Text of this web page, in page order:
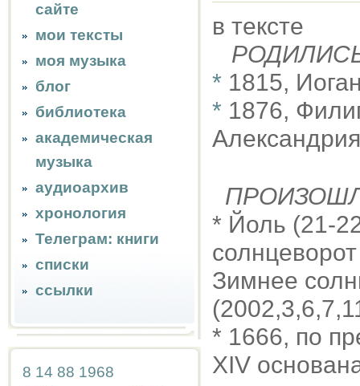
сайте
мои тексты
моя музыка
блог
библиотека
академическая
музыка
аудиоархив
хронология
Телеграм: книги
списки
ссылки
8 14 88 1968
в тексте
* 1815,
* 1876,
* Йоль (21-
Зимнее
* 1666, по
XIV